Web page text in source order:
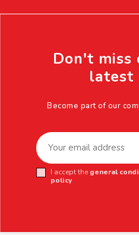
Don't miss
latest
Become part of our
I accept the general
policy